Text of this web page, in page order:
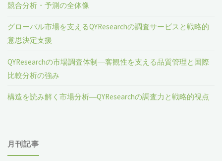
競合分析・予測の全体像
グローバル市場を支えるQYResearchの調査サービスと戦略的
意思決定支援
QYResearchの市場調査体制―客観性を支える品質管理と国際
比較分析の強み
構造を読み解く市場分析―QYResearchの調査力と戦略的視点
月刊記事